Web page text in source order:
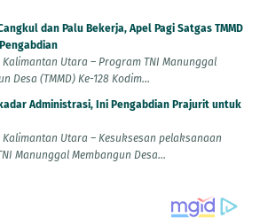
dan Palu Bekerja, Apel Pagi Satgas TMMD
Kalimantan Utara – Program TNI Manunggal
Desa (TMMD) Ke-128 Kodim...
Administrasi, Ini Pengabdian Prajurit untuk
Kalimantan Utara – Kesuksesan pelaksanaan
Manunggal Membangun Desa...